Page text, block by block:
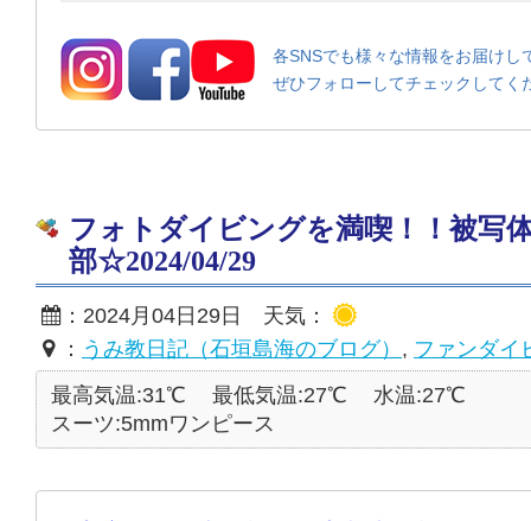
各SNSでも様々な情報をお届けし
ぜひフォローしてチェックしてく
フォトダイビングを満喫！！被写
部☆2024/04/29
：2024月04日29日 天気：
： うみ教日記（石垣島海のブログ） , ファンダイ
最高気温:31℃
最低気温:27℃
水温:27℃
スーツ:5mmワンピース